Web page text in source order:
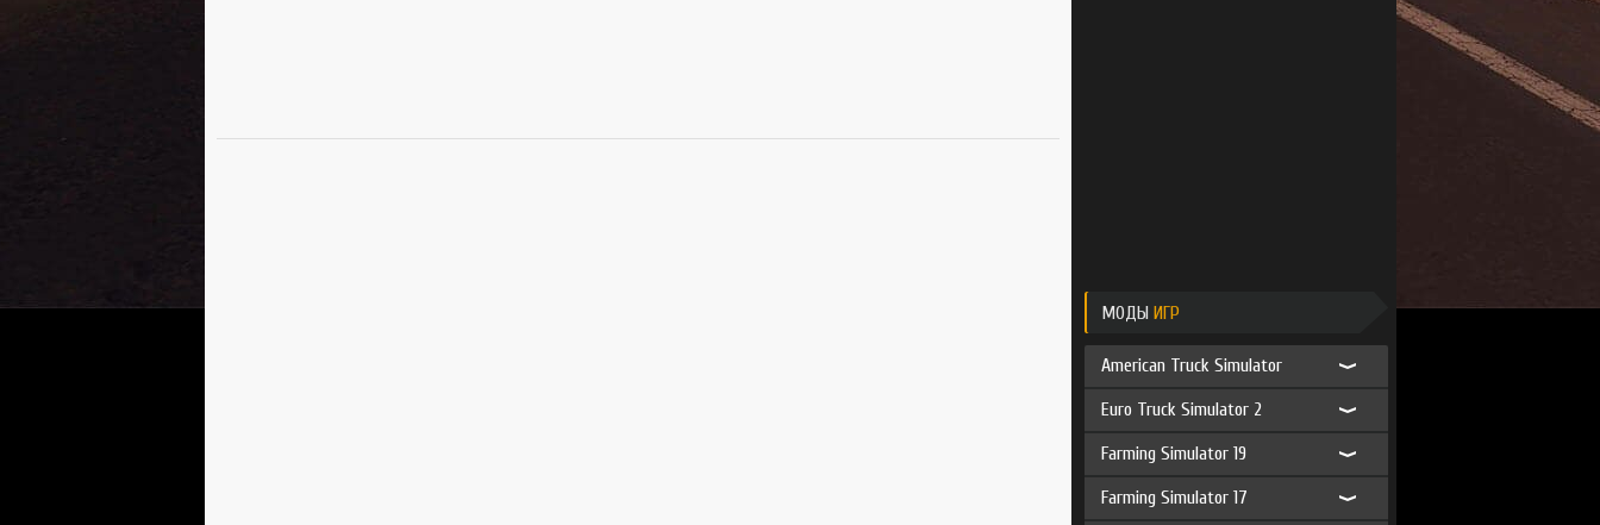
МОДЫ ИГР
American Truck Simulator
Euro Truck Simulator 2
Farming Simulator 19
Farming Simulator 17